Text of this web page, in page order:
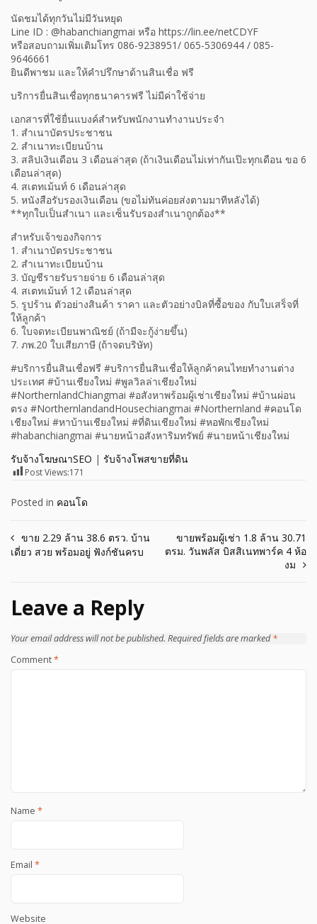
นัดชมได้ทุกวันไม่มีวันหยุด
Line ID : @habanchiangmai หรือ https://lin.ee/netCDYF
หรือสอบถามเพิ่มเติมโทร 086-9238951/ 065-5306944 / 085-
9646661
ยินดีพาชม และให้คำปรึกษาด้านสินเชื่อ ฟรี
บริการยื่นสินเชื่อทุกธนาคารฟรี ไม่มีค่าใช้จ่าย
เอกสารที่ใช้ยื่นแบงค์สำหรับพนักงานทำงานประจำ
1. สำเนาบัตรประชาชน
2. สำเนาทะเบียนบ้าน
3. สลิปเงินเดือน 3 เดือนล่าสุด (ถ้าเงินเดือนไม่เท่ากันเป๊ะทุกเดือน ขอ 6
เดือนล่าสุด)
4. สเตทเม้นท์ 6 เดือนล่าสุด
5. หนังสือรับรองเงินเดือน (ขอไม่ทันค่อยส่งตามมาทีหลังได้)
**ทุกใบเป็นสำเนา และเซ็นรับรองสำเนาถูกต้อง**
สำหรับเจ้าของกิจการ
1. สำเนาบัตรประชาชน
2. สำเนาทะเบียนบ้าน
3. บัญชีรายรับรายจ่าย 6 เดือนล่าสุด
4. สเตทเม้นท์ 12 เดือนล่าสุด
5. รูปร้าน ตัวอย่างสินค้า ราคา และตัวอย่างบิลที่ซื้อของ กับใบเสร็จที่
ให้ลูกค้า
6. ใบจดทะเบียนพาณิชย์ (ถ้ามีจะกู้ง่ายขึ้น)
7. ภพ.20 ใบเสียภาษี (ถ้าจดบริษัท)
#บริการยื่นสินเชื่อฟรี #บริการยื่นสินเชื่อให้ลูกค้าคนไทยทำงานต่าง
ประเทศ #บ้านเชียงใหม่ #พูลวิลล่าเชียงใหม่
#NorthernlandChiangmai #อสังหาพร้อมผู้เช่าเชียงใหม่ #บ้านผ่อน
ตรง #NorthernlandandHousechiangmai #Northernland #คอนโด
เชียงใหม่ #หาบ้านเชียงใหม่ #ที่ดินเชียงใหม่ #หอพักเชียงใหม่
#habanchiangmai #นายหน้าอสังหาริมทรัพย์ #นายหน้าเชียงใหม่
รับจ้างโฆษณาSEO | รับจ้างโพสขายที่ดิน
Post Views:171
Posted in คอนโด
Post
navigation
ขาย 2.29 ล้าน 38.6 ตรว. บ้าน
เดี่ยว สวย พร้อมอยู่ ฟังก์ชันครบ
ขายพร้อมผู้เช่า 1.8 ล้าน 30.71
ตรม. วันพลัส บิสสิเนทพาร์ค 4 ห้อ
งม
Leave a Reply
Your email address will not be published. Required fields are marked*
Comment*
Name *
Email *
Website